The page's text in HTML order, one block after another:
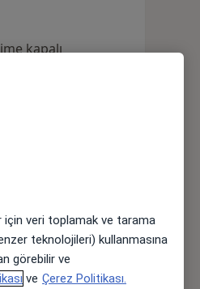
kapalı
11 Ağustos 12 Ağustos
kapalı
için veri toplamak ve tarama
teknolojileri) kullanmasına
görebilir ve
ve Çerez Politikası.